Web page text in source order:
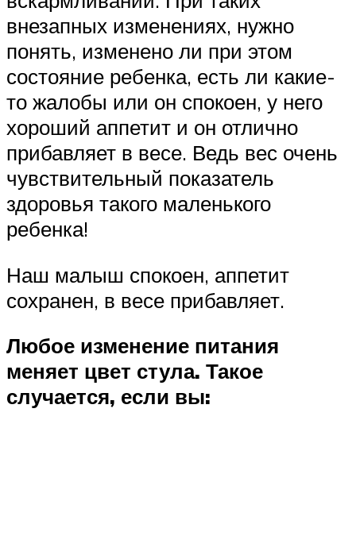
внезапных изменениях, нужно
понять, изменено ли при этом
состояние ребенка, есть ли какие-
то жалобы или он спокоен, у него
хороший аппетит и он отлично
прибавляет в весе. Ведь вес очень
чувствительный показатель
здоровья такого маленького
ребенка!
Наш малыш спокоен, аппетит
сохранен, в весе прибавляет.
Любое изменение питания
меняет цвет стула. Такое
случается, если вы: